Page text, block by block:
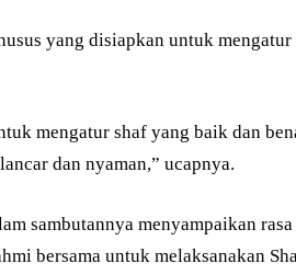
yang disiapkan untuk mengatur
mengatur shaf yang baik dan
dan nyaman,” ucapnya.
sambutannya menyampaikan rasa
bersama untuk melaksanakan